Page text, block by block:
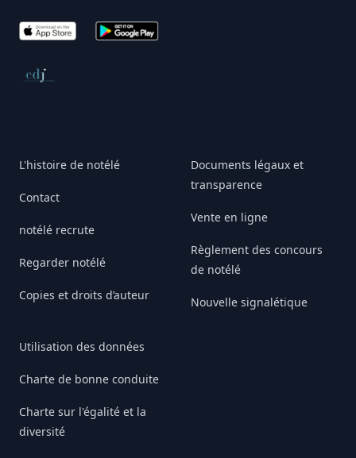
App Store Google Play
Conseil de déontologie journalistique
L'histoire de notélé
Contact
notélé recrute
Regarder notélé
Copies et droits d’auteur
Utilisation des données
Charte de bonne conduite
Charte sur l'égalité et la
diversité
Documents légaux et
transparence
Vente en ligne
Règlement des concours
de notélé
Nouvelle signalétique